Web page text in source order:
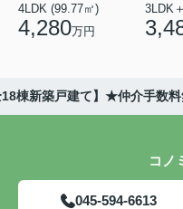
4LDK (99.77㎡)
4,280万円
棟新築戸建て】★仲介手数
コノ
045-594-6613